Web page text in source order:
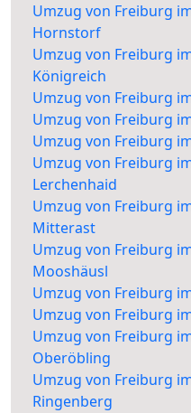
Umzug von Freiburg
Hornstorf
Umzug von Freiburg
Königreich
Umzug von Freiburg
Umzug von Freiburg
Umzug von Freiburg
Umzug von Freiburg
Lerchenhaid
Umzug von Freiburg
Mitterast
Umzug von Freiburg
Mooshäusl
Umzug von Freiburg
Umzug von Freiburg
Umzug von Freiburg
Oberöbling
Umzug von Freiburg
Ringenberg